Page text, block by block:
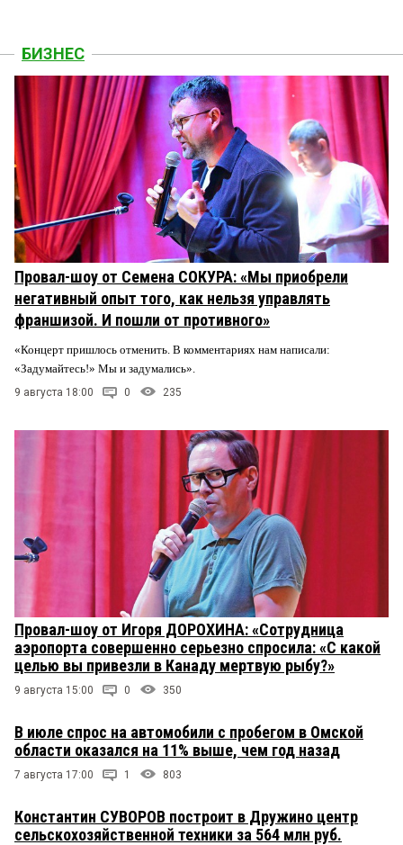
БИЗНЕС
Провал-шоу от Семена СОКУРА: «Мы приобрели
негативный опыт того, как нельзя управлять
франшизой. И пошли от противного»
«Концерт пришлось отменить. В комментариях нам написали:
«Задумайтесь!» Мы и задумались».
9 августа 18:00 0 235
Провал-шоу от Игоря ДОРОХИНА: «Сотрудница
аэропорта совершенно серьезно спросила: «С какой
целью вы привезли в Канаду мертвую рыбу?»
9 августа 15:00 0 350
В июле спрос на автомобили с пробегом в Омской
области оказался на 11% выше, чем год назад
7 августа 17:00 1 803
Константин СУВОРОВ построит в Дружино центр
сельскохозяйственной техники за 564 млн руб.